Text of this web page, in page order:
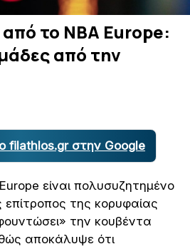
το ΝΒΑ Europe:
από την
filathlos.gr στην Google
είναι πολυσυζητημένο
της κορυφαίας
την κουβέντα
αποκάλυψε ότι